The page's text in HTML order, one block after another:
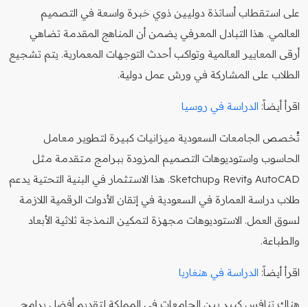
على استقطاب أساتذة دوليين ذوي خبرة واسعة في التصميم
العالمي. هذا التبادل المعرفي يضمن أن المناهج المقدمة تضاهي
أرقى المعايير العالمية وتواكب أحدث التوجهات المعمارية. يتم تشجيع
الطلاب على المشاركة في ورش عمل دولية.
اقرأ أيضاً: الدراسة في روسيا
تُخصص الجامعات السعودية ميزانيات كبيرة لتطوير معامل
الحاسوب واستوديوهات التصميم المزودة ببرامج متقدمة مثل
AutoCAD وRevit وSketchup. هذا الاستثمار في البنية التحتية يدعم
طلاب دراسة العمارة في السعودية في إتقان الأدوات الرقمية اللازمة
لسوق العمل. الاستوديوهات مجهزة لتمكين النمذجة ثلاثية الأبعاد
والطباعة.
اقرأ أيضاً: الدراسة في هنغاريا
هناك تنافس كبير بين الجامعات في المملكة لتقديم أفضل برامج